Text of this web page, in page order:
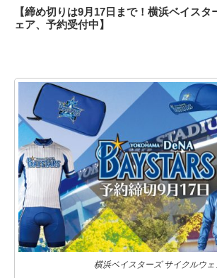
【締め切りは9月17日まで！横浜ベイスタ
ェア、予約受付中】
横浜ベイスターズ サイクルウェ